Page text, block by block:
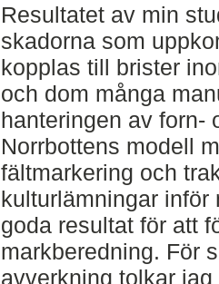
Resultatet av min
skadorna som
kopplas till brister
och dom många
hanteringen av forn-
Norrbottens modell
fältmarkering och
kulturlämningar
goda resultat för att
markberedning. För
avverkning tolkar